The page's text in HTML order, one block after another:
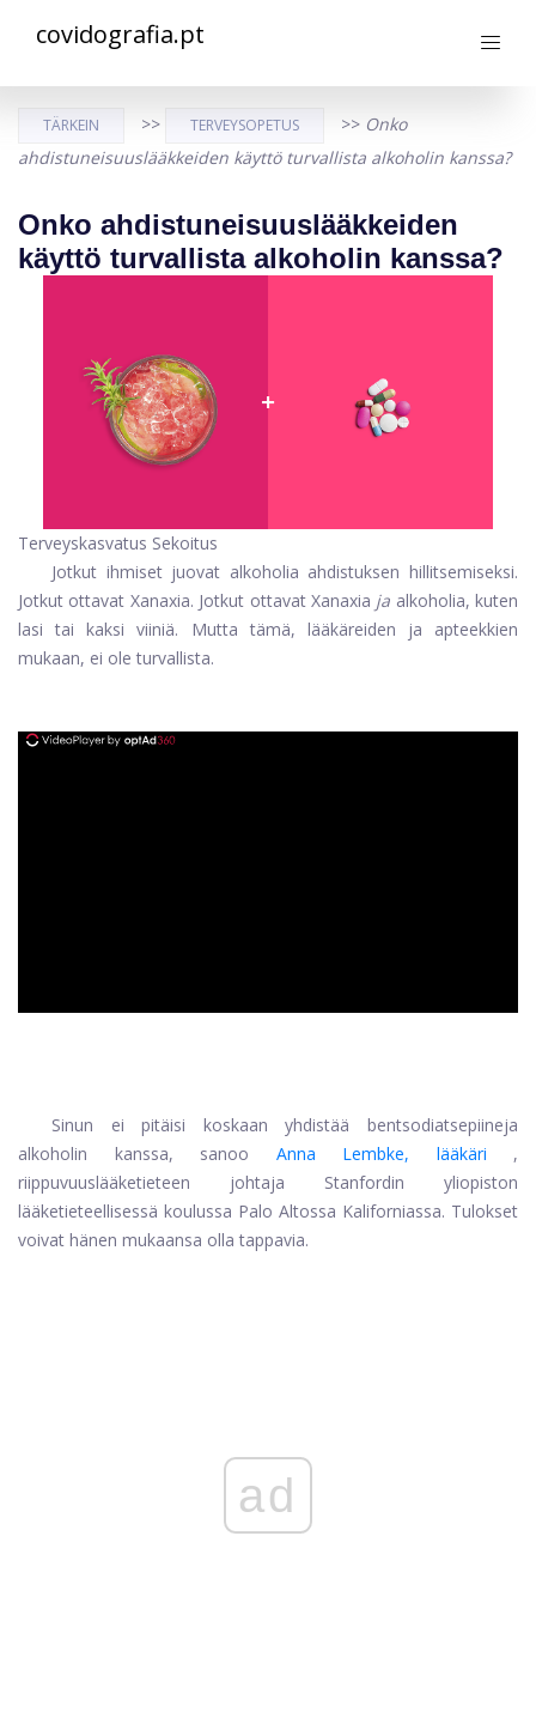
covidografia.pt
TÄRKEIN >> TERVEYSOPETUS >> Onko
ahdistuneisuuslääkkeiden käyttö turvallista alkoholin kanssa?
Onko ahdistuneisuuslääkkeiden
käyttö turvallista alkoholin kanssa?
Terveyskasvatus Sekoitus
Jotkut ihmiset juovat alkoholia ahdistuksen hillitsemiseksi.
Jotkut ottavat Xanaxia. Jotkut ottavat Xanaxia ja alkoholia, kuten
lasi tai kaksi viiniä. Mutta tämä, lääkäreiden ja apteekkien
mukaan, ei ole turvallista.
Sinun ei pitäisi koskaan yhdistää bentsodiatsepiineja
alkoholin kanssa, sanoo
Anna Lembke, lääkäri
,
riippuvuuslääketieteen johtaja Stanfordin yliopiston
lääketieteellisessä koulussa Palo Altossa Kaliforniassa. Tulokset
voivat hänen mukaansa olla tappavia.
ad